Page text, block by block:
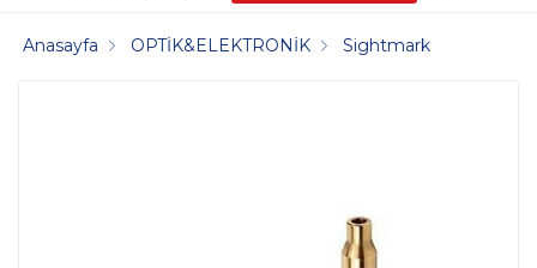
Anasayfa OPTİK&ELEKTRONİK Sightmark